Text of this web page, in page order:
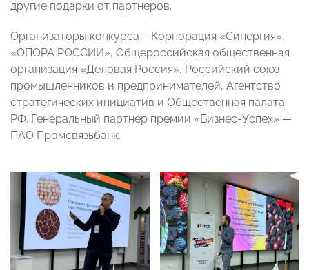
другие подарки от партнеров.
Организаторы конкурса – Корпорация «Синергия»,
«ОПОРА РОССИИ», Общероссийская общественная
организация «Деловая Россия», Российский союз
промышленников и предпринимателей, Агентство
стратегических инициатив и Общественная палата
РФ. Генеральный партнер премии «Бизнес-Успех» —
ПАО Промсвязьбанк.